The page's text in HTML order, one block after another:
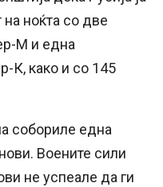
на ноќта со две
М и една
К, како и со 145
собориле една
Воените сили
не успеале да ги